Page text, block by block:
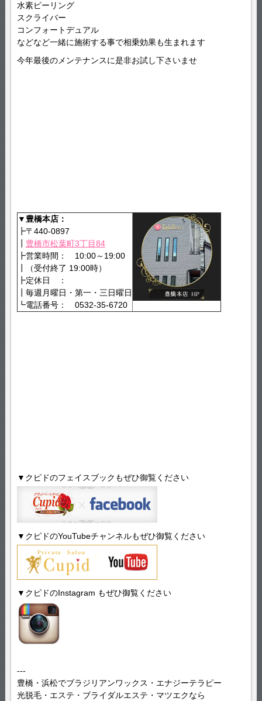
水素ピーリング
スクライバー
コンフォートデュアル
などなど一緒に施術する事で相乗効果も生まれます
今年最後のメンテナンスに是非お試し下さいませ
▼豊橋本店：
┣〒440-0897
豊橋市松葉町3丁目84
┣営業時間： 10:00～19:00
┃（受付終了 19:00時）
┣定休日 ：
┃毎週月曜日・第一・三日曜日
┗電話番号： 0532-35-6720
▼クピドのフェイスブックもぜひ御覧ください
▼クピドのYouTubeチャンネルもぜひ御覧ください
▼クピドのInstagram もぜひ御覧ください
---
豊橋・浜松でブラジリアンワックス・エナジーテラピー
光脱毛・エステ・ブライダルエステ・マツエクなら